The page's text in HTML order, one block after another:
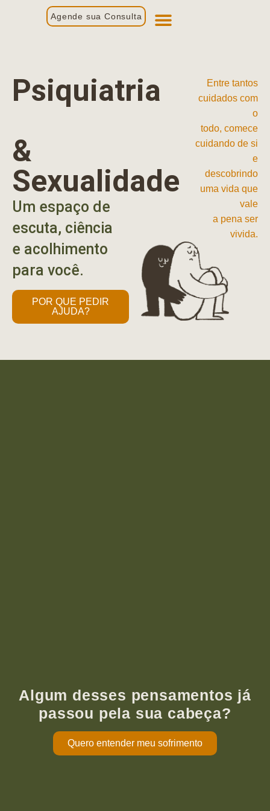
Agende sua Consulta
Psiquiatria
&
Sexualidade
Um espaço de
escuta, ciência
e acolhimento
para você.
POR QUE PEDIR
AJUDA?
Entre tantos
cuidados com
o
todo, comece
cuidando de si
e
descobrindo
uma vida que
vale
a pena ser
vivida.
Algum desses pensamentos já
passou pela sua cabeça?
Quero entender meu sofrimento